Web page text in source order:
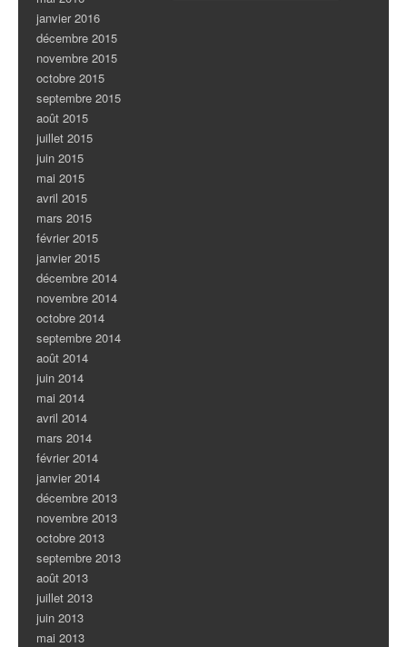
janvier 2016
décembre 2015
novembre 2015
octobre 2015
septembre 2015
août 2015
juillet 2015
juin 2015
mai 2015
avril 2015
mars 2015
février 2015
janvier 2015
décembre 2014
novembre 2014
octobre 2014
septembre 2014
août 2014
juin 2014
mai 2014
avril 2014
mars 2014
février 2014
janvier 2014
décembre 2013
novembre 2013
octobre 2013
septembre 2013
août 2013
juillet 2013
juin 2013
mai 2013